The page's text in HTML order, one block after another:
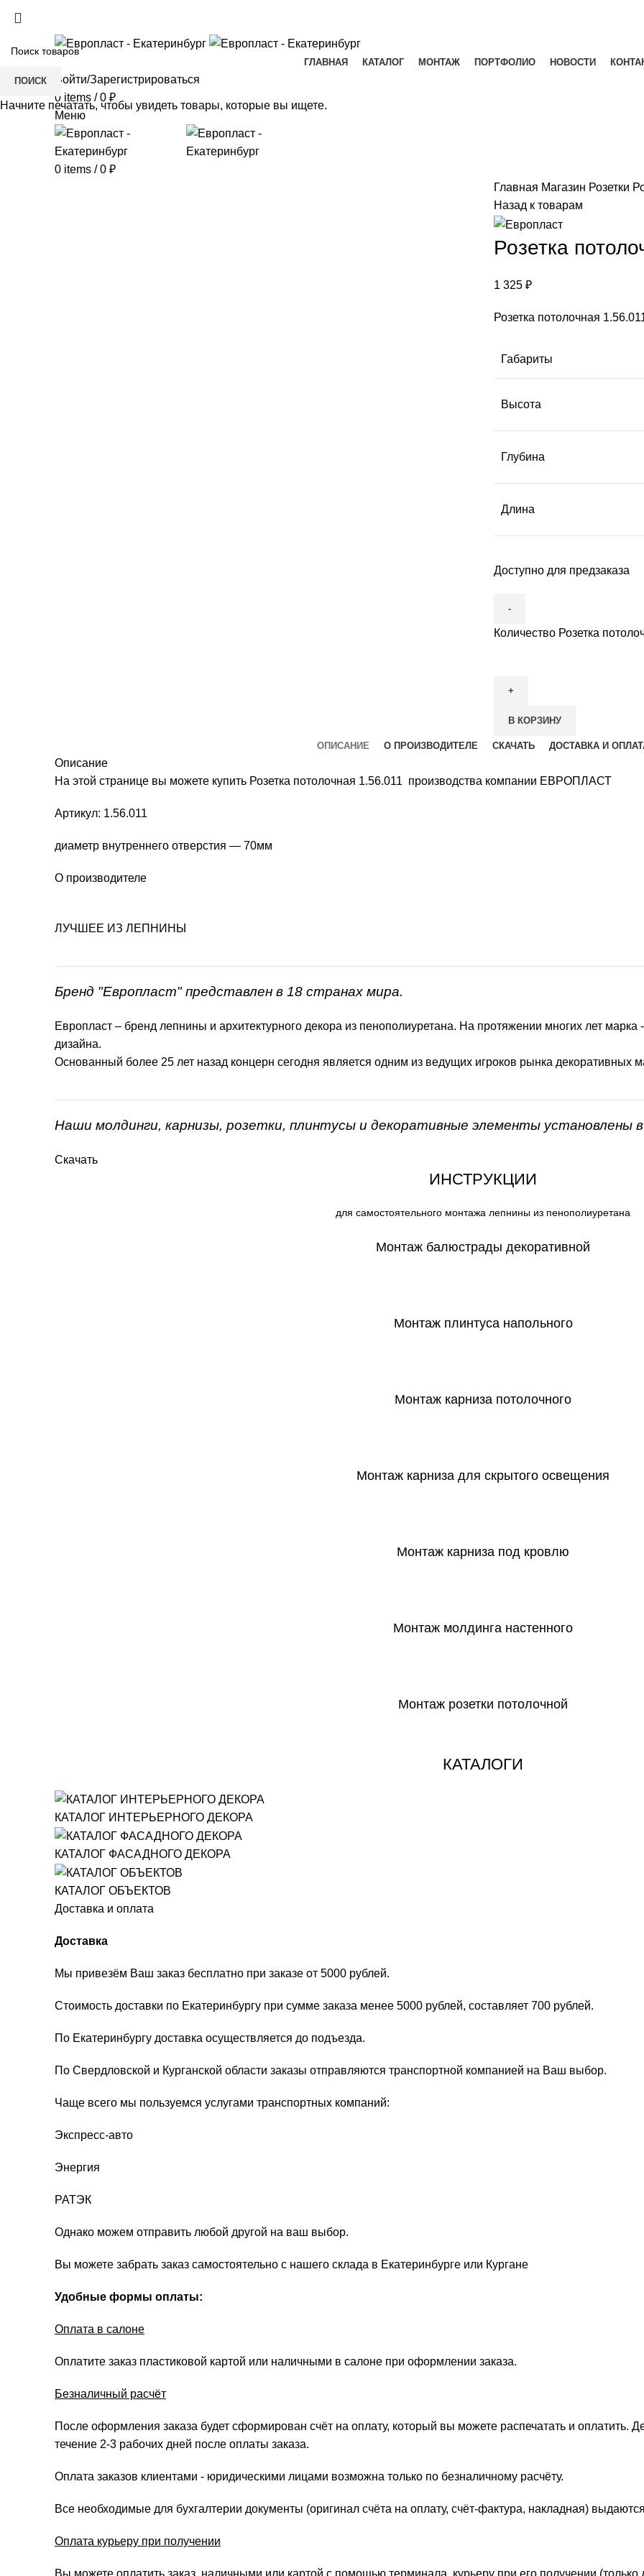
ГЛАВНАЯ КАТАЛОГ МОНТАЖ ПОРТФОЛИО НОВОСТИ
Войти/Зарегистрироваться
0 items / 0 ₽
Меню
0 items / 0 ₽
Главная Магазин Розетки
Назад к товарам
Розетка
1 325 ₽
Розетка потолочная
Габариты
Высота
Глубина
Длина
Доступно для предзаказа
Количество Розетка
В КОРЗИНУ
ОПИСАНИЕ О ПРОИЗВОДИТЕЛЕ СКАЧАТЬ ДОСТАВКА И
Описание
На этой странице вы можете купить Розетка потолочная 1.56.011 производства компании ЕВРОПЛАСТ
Артикул: 1.56.011
диаметр внутреннего отверстия — 70мм
О производителе
ЛУЧШЕЕ ИЗ ЛЕПНИНЫ
Бренд "Европласт" представлен в 18 странах мира.
Европласт – бренд лепнины и архитектурного декора из пенополиуретана. На протяжении многих лет марка
дизайна.
Основанный более 25 лет назад концерн сегодня является одним из ведущих игроков рынка декоративных
Наши молдинги, карнизы, розетки, плинтусы и декоративные элементы установлены
Скачать
ИНСТРУКЦИИ
для самостоятельного монтажа лепнины из пенополиуретана
Монтаж балюстрады декоративной
Монтаж плинтуса напольного
Монтаж карниза потолочного
Монтаж карниза для скрытого освещения
Монтаж карниза под кровлю
Монтаж молдинга настенного
Монтаж розетки потолочной
КАТАЛОГИ
КАТАЛОГ ИНТЕРЬЕРНОГО ДЕКОРА
КАТАЛОГ ФАСАДНОГО ДЕКОРА
КАТАЛОГ ОБЪЕКТОВ
Доставка и оплата
Доставка
Мы привезём Ваш заказ бесплатно при заказе от 5000 рублей.
Стоимость доставки по Екатеринбургу при сумме заказа менее 5000 рублей, составляет 700 рублей.
По Екатеринбургу доставка осуществляется до подъезда.
По Свердловской и Курганской области заказы отправляются транспортной компанией на Ваш выбор.
Чаще всего мы пользуемся услугами транспортных компаний:
Экспресс-авто
Энергия
РАТЭК
Однако можем отправить любой другой на ваш выбор.
Вы можете забрать заказ самостоятельно с нашего склада в Екатеринбурге или Кургане
Удобные формы оплаты:
Оплата в салоне
Оплатите заказ пластиковой картой или наличными в салоне при оформлении заказа.
Безналичный расчёт
После оформления заказа будет сформирован счёт на оплату, который вы можете распечатать и оплатить.
течение 2-3 рабочих дней после оплаты заказа.
Оплата заказов клиентами - юридическими лицами возможна только по безналичному расчёту.
Все необходимые для бухгалтерии документы (оригинал счёта на оплату, счёт-фактура, накладная)
Оплата курьеру при получении
ПОИСК
Начните печатать, чтобы увидеть товары, которые вы ищете.